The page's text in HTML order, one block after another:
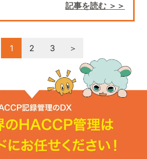
記事を読む ＞＞
1 2 3 ＞